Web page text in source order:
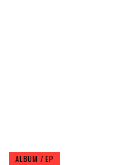
ALBUM / EP